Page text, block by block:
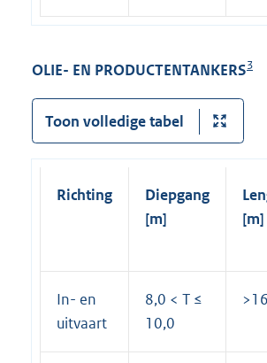
OLIE- EN PRODUCTENTANKERS3
Toon volledige tabel
Richting
Diepgang
[m]
[m]
In- en
uitvaart
8,0 < T ≤
10,0